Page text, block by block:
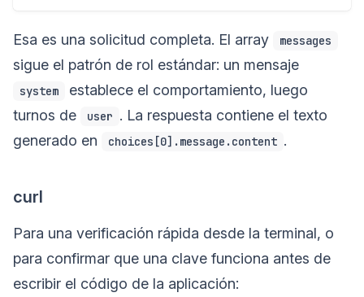
Esa es una solicitud completa. El array messages
sigue el patrón de rol estándar: un mensaje
system
establece el comportamiento, luego
turnos de
user . La respuesta contiene el texto
generado en
choices[0].message.content .
curl
Para una verificación rápida desde la terminal, o
para confirmar que una clave funciona antes de
escribir el código de la aplicación: